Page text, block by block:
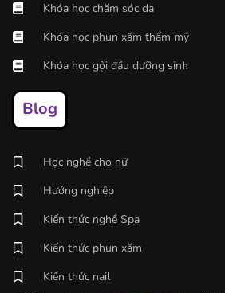
Khóa học chăm sóc da
Khóa học phun xăm thẩm mỹ
Khóa học gội đầu dưỡng sinh
Blog
Học nghề cho nữ
Hướng nghiệp
Kiến thức nghề Spa
Kiến thức phun xăm
Kiến thức nail